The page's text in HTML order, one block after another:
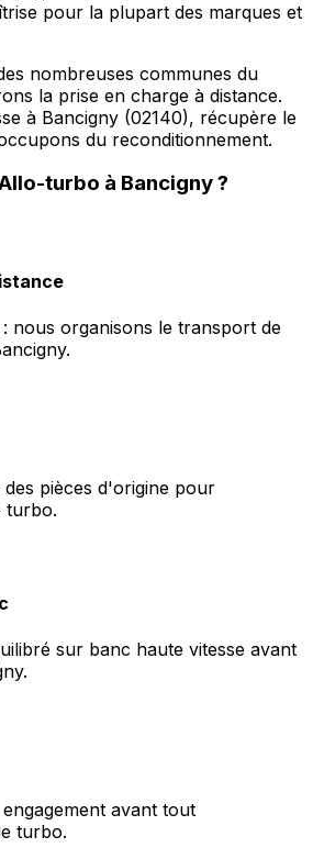
pour la plupart des marques et
nombreuses communes du
la prise en charge à distance.
à Bancigny (02140), récupère le
du reconditionnement.
turbo à Bancigny?
nous organisons le transport de
pièces d'origine pour
turbo.
sur banc haute vitesse avant
avant tout
turbo.